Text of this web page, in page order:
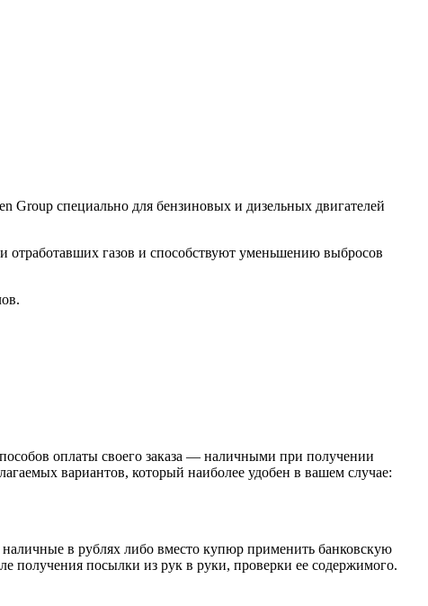
Group специально для бензиновых и дизельных двигателей
отработавших газов и способствуют уменьшению выбросов
оплаты своего заказа — наличными при получении
вариантов, который наиболее удобен в вашем случае:
в рублях либо вместо купюр применить банковскую
получения посылки из рук в руки, проверки ее содержимого.